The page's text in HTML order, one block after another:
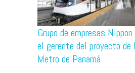
Grupo de empresas
el gerente del proyecto de
Metro de Panamá